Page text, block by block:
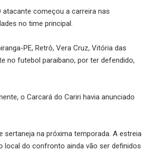
atacante começou a carreira nas
no time principal.
PE, Retrô, Vera Cruz, Vitória das
no futebol paraibano, por ter defendido,
o Carcará do Cariri havia anunciado
sertaneja na próxima temporada. A estreia
local do confronto ainda vão ser definidos